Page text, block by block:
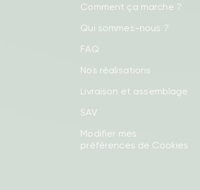
Comment ça marche ?
Qui sommes-nous ?
FAQ
Nos réalisations
Livraison et assemblage
SAV
Modifier mes
préférences de Cookies